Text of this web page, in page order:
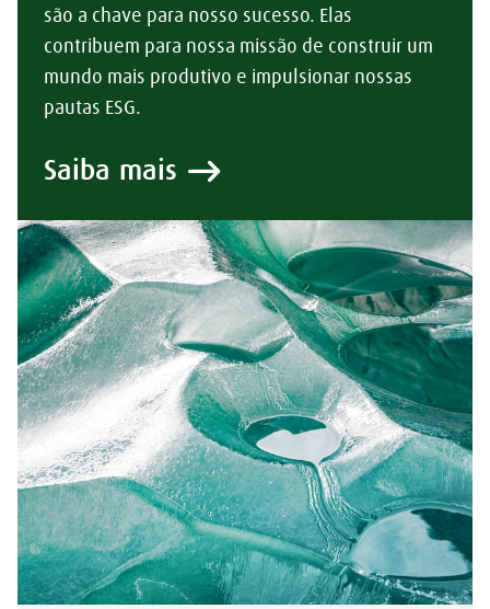
são a chave para nosso sucesso. Elas
contribuem para nossa missão de construir um
mundo mais produtivo e impulsionar nossas
pautas ESG.
Saiba mais